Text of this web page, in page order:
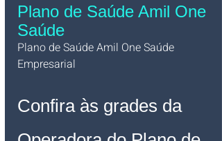
Plano de Saúde Amil One
Saúde
Plano de Saúde Amil One Saúde
Empresarial
Confira às grades da